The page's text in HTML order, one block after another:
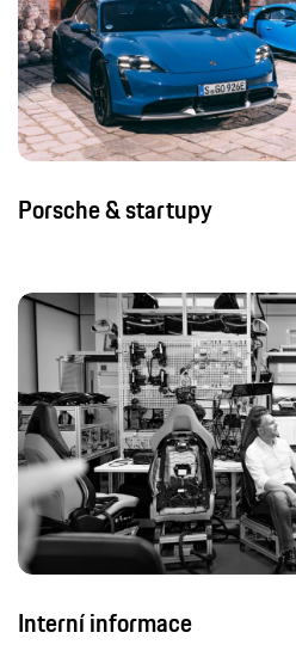
Porsche & startupy
Interní informace
Plná dceřiná